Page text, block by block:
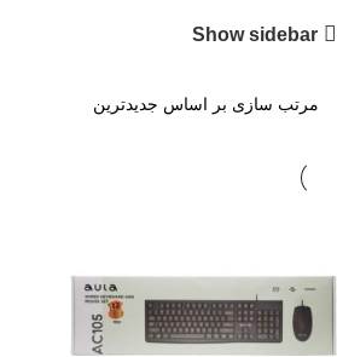
Show sidebar